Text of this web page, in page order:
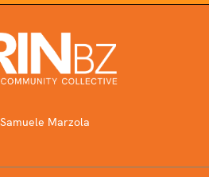
Samuele Marzola